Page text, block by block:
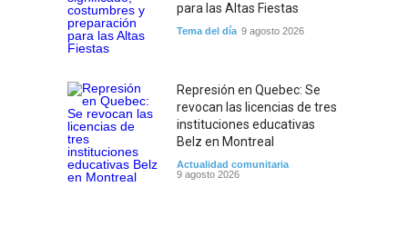
para las Altas Fiestas
Tema del día 9 agosto 2026
Represión en Quebec: Se
revocan las licencias de tres
instituciones educativas
Belz en Montreal
Actualidad comunitaria
9 agosto 2026